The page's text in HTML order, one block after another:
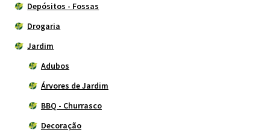
Depósitos - Fossas
Drogaria
Jardim
Adubos
Árvores de Jardim
BBQ - Churrasco
Decoração